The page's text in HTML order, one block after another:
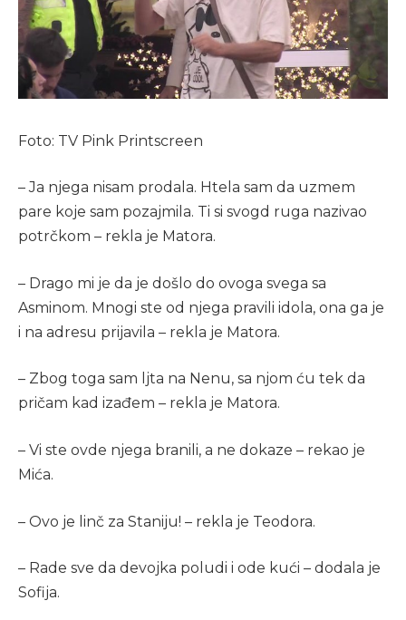
Foto: TV Pink Printscreen
– Ja njega nisam prodala. Htela sam da uzmem
pare koje sam pozajmila. Ti si svogd ruga nazivao
potrčkom – rekla je Matora.
– Drago mi je da je došlo do ovoga svega sa
Asminom. Mnogi ste od njega pravili idola, ona ga je
i na adresu prijavila – rekla je Matora.
– Zbog toga sam ljta na Nenu, sa njom ću tek da
pričam kad izađem – rekla je Matora.
– Vi ste ovde njega branili, a ne dokaze – rekao je
Mića.
– Ovo je linč za Staniju! – rekla je Teodora.
– Rade sve da devojka poludi i ode kući – dodala je
Sofija.